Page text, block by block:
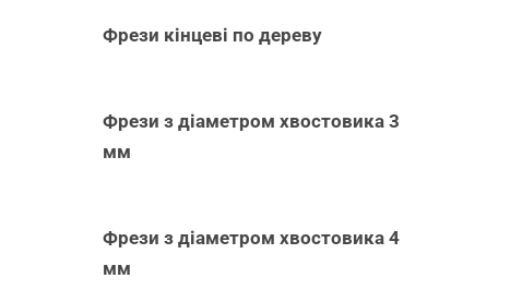
Фрези кінцеві по дереву
Фрези з діаметром хвостовика 3
мм
Фрези з діаметром хвостовика 4
мм